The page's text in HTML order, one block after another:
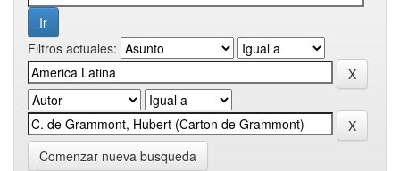
Filtros actuales:
Comenzar nueva busqueda